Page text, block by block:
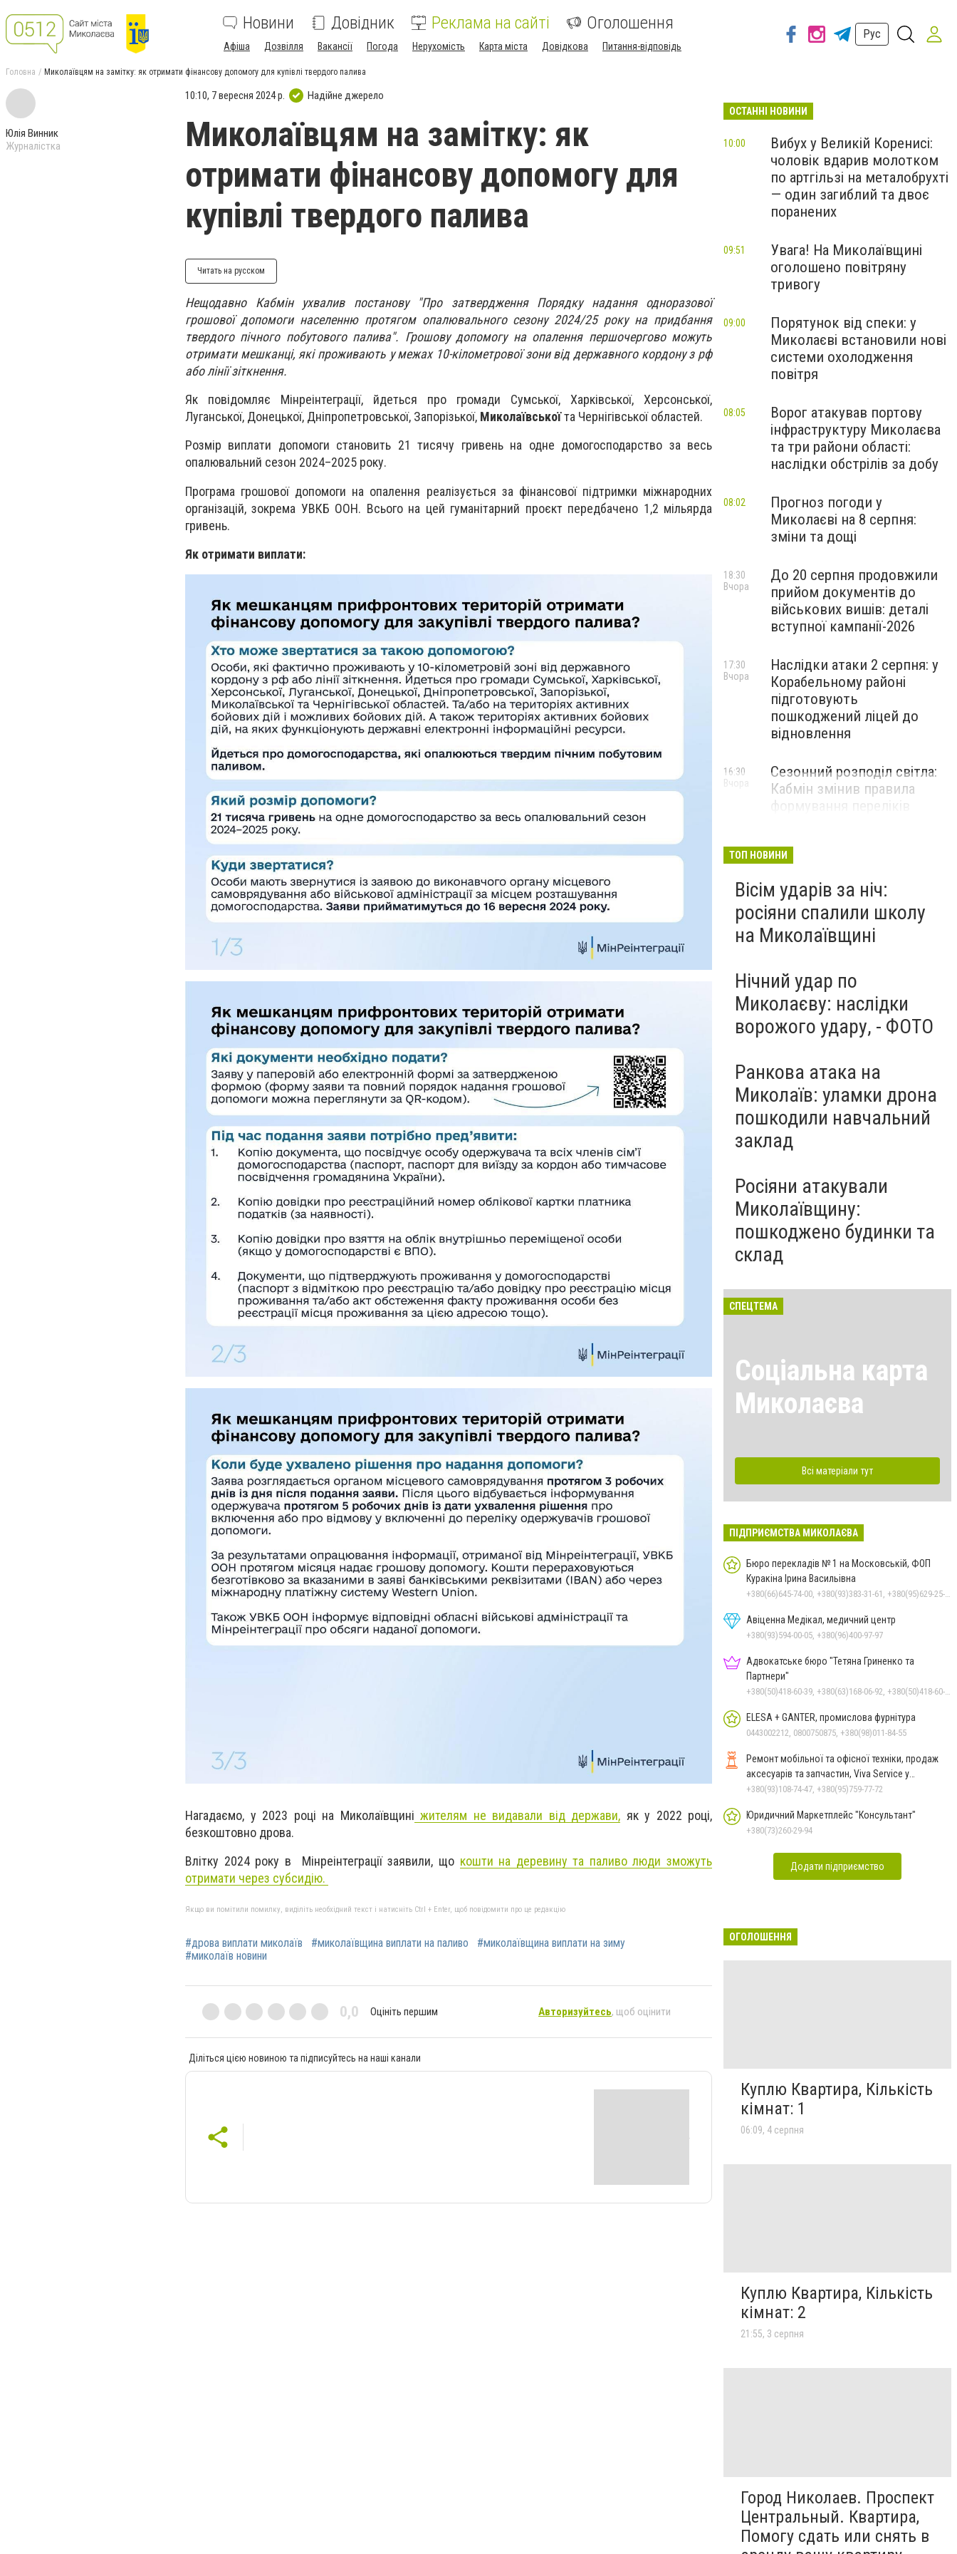
Новини Довідник Реклама на сайті Оголошення
Афіша Дозвілля Вакансії Погода Нерухомість Карта міста Довідкова Питання-відповідь
Рус
Головна Миколаївцям на замітку: як отримати фінансову допомогу для купівлі твердого палива
Юлія Винник
Журналістка
10:10, 7 вересня 2024 р. Надійне джерело
Миколаївцям на замітку: як
отримати фінансову допомогу для
купівлі твердого палива
Читать на русском
Нещодавно Кабмін ухвалив постанову "Про затвердження Порядку надання одноразової
грошової допомоги населенню протягом опалювального сезону 2024/25 року на придбання
твердого пічного побутового палива". Грошову допомогу на опалення першочергово можуть
отримати мешканці, які проживають у межах 10-кілометрової зони від державного кордону з рф
або лінії зіткнення.
Як повідомляє Мінреінтеграції, йдеться про громади Сумської, Харківської, Херсонської,
Луганської, Донецької, Дніпропетровської, Запорізької, Миколаївськоїта Чернігівської областей.
Розмір виплати допомоги становить 21 тисячу гривень на одне домогосподарство за весь
опалювальний сезон 2024–2025 року.
Програма грошової допомоги на опалення реалізується за фінансової підтримки міжнародних
організацій, зокрема УВКБ ООН. Всього на цей гуманітарний проєкт передбачено 1,2 мільярда
гривень.
Як отримати виплати:
Нагадаємо, у 2023 році на Миколаївщині жителям не видавали від держави, як у 2022 році,
безкоштовно дрова.
Влітку 2024 року в
Мінреінтеграції заявили, що кошти на деревину та паливо люди зможуть
отримати через субсидію.
Якщо ви помітили помилку, виділіть необхідний текст і натисніть Ctrl + Enter, щоб повідомити про це редакцію
#дрова виплати миколаїв #миколаївщина виплати на паливо
#миколаївщина виплати на зиму
#миколаїв новини
0,0 Оцініть першим Авторизуйтесь, щоб оцінити
Діліться цією новиною та підписуйтесь на наші канали
ОСТАННІ НОВИНИ
Вибух у Великій Коренисі:
чоловік вдарив молотком
по артгільзі на металобрухті
— один загиблий та двоє
поранених
10:00
Увага! На Миколаївщині
оголошено повітряну
тривогу
09:51
Порятунок від спеки: у
Миколаєві встановили нові
системи охолодження
повітря
09:00
Ворог атакував портову
інфраструктуру Миколаєва
та три райони області:
наслідки обстрілів за добу
08:05
Прогноз погоди у
Миколаєві на 8 серпня:
зміни та дощі
08:02
До 20 серпня продовжили
прийом документів до
військових вишів: деталі
вступної кампанії-2026
18:30
Вчора
Наслідки атаки 2 серпня: у
Корабельному районі
підготовують
пошкоджений ліцей до
відновлення
17:30
Вчора
Сезонний розподіл світла:
Кабмін змінив правила
16:30
Вчора
ТОП НОВИНИ
Вісім ударів за ніч:
росіяни спалили школу
на Миколаївщині
Нічний удар по
Миколаєву: наслідки
ворожого удару, - ФОТО
Ранкова атака на
Миколаїв: уламки дрона
пошкодили навчальний
заклад
Росіяни атакували
Миколаївщину:
пошкоджено будинки та
склад
СПЕЦТЕМА
Соціальна карта
Миколаєва
Всі матеріали тут
ПІДПРИЄМСТВА МИКОЛАЄВА
Бюро перекладів № 1 на Московській, ФОП
Куракіна Ірина Васильівна
Авіценна Медікал, медичний центр
+380(93)594-00-05, +380(96)400-97-97
Адвокатське бюро "Тетяна Гриненко та
Партнери"
ELESA + GANTER, промислова фурнітура
0443002212, 0800750875, +380(98)011-84-55
Ремонт мобільної та офісної техніки, продаж
аксесуарів та запчастин, Viva Service у
Миколаєві
+380(93)108-74-47, +380(95)759-77-72
Юридичний Маркетплейс "Консультант"
+380(73)260-29-94
Додати підприємство
ОГОЛОШЕННЯ
Куплю Квартира, Кількість
кімнат: 1
06:09, 4 серпня
Куплю Квартира, Кількість
кімнат: 2
21:55, 3 серпня
Город Николаев. Проспект
Центральный. Квартира,
Помогу сдать или снять в